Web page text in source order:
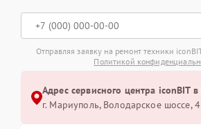
Отправляя заявку на ремонт техники
Политикой
Адрес сервисного центра iconBIT
г. Мариуполь, Володарское шоссе, 4